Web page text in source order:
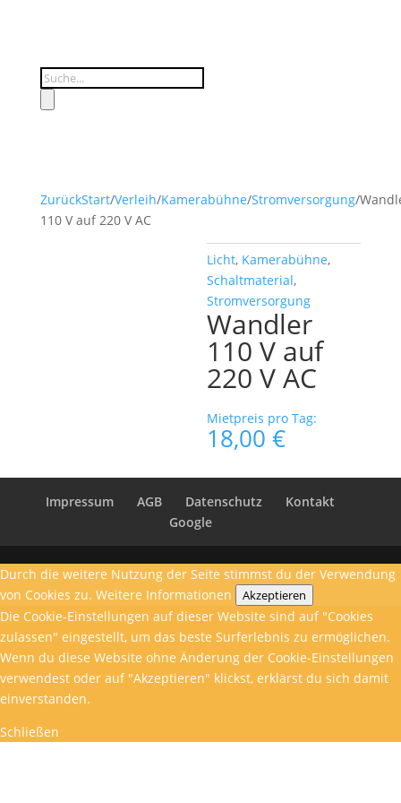
Products
search
ZurückStart/Verleih/Kamerabühne/Stromversorgung/
110 V auf 220 V AC
Licht, Kamerabühne,
Schaltmaterial,
Stromversorgung
Wandler
110 V auf
220 V AC
Mietpreis pro Tag:
18,00€
Impressum AGB Datenschutz
Kontakt
Google
Durch die weitere Nutzung der Seite stimmst du der Verwendung
von Cookies zu. Weitere Informationen Akzeptieren
Die Cookie-Einstellungen auf dieser Website sind auf "Cookies
zulassen" eingestellt, um das beste Surferlebnis zu ermöglichen.
Wenn du diese Website ohne Änderung der Cookie-Einstellungen
verwendest oder auf "Akzeptieren" klickst, erklärst du sich damit
einverstanden.
Schließen